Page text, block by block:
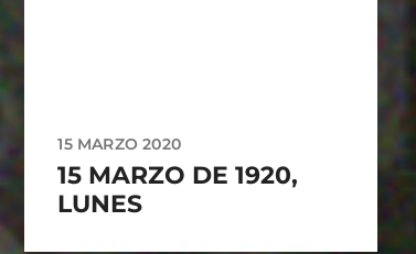
15 MARZO 2020
15 MARZO DE 1920,
LUNES